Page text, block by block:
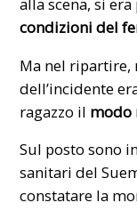
condizioni del
Ma nel ripartire,
dell’incidente
ragazzo il modo
Sul posto sono
sanitari del
constatare la